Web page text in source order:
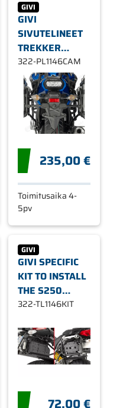
GIVI
GIVI
SIVUTELINEET
TREKKER
OUTBACK-
LAUKUILLE
PL1146CAM,
HONDA
NC750S/X 16-17
322-PL1146CAM
235,00 €
Toimitusaika 4-
5pv
GIVI
GIVI SPECIFIC
KIT TO INSTALL
THE S250
TOOLBOX
322-TL1146KIT
72,00 €